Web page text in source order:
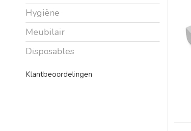
Hygiëne
Meubilair
Disposables
Klantbeoordelingen